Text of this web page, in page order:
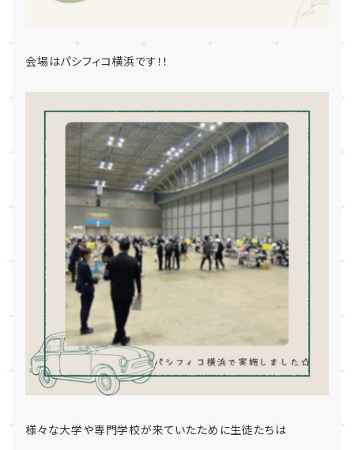
会場はパシフィコ横浜です！！
様々な大学や専門学校が来ていたために生徒たちは